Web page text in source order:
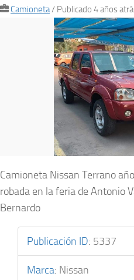
Camioneta/ Publicado 4 años
Camioneta Nissan Terrano
robada en la feria de Antonio
Bernardo
Publicación ID: 5337
Marca: Nissan